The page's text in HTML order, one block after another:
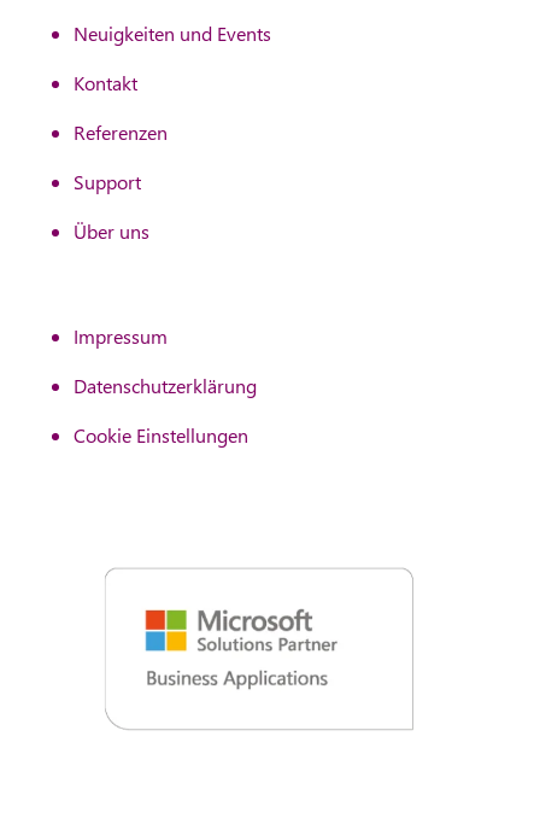
Neuigkeiten und Events
Kontakt
Referenzen
Support
Über uns
Impressum
Datenschutzerklärung
Cookie Einstellungen